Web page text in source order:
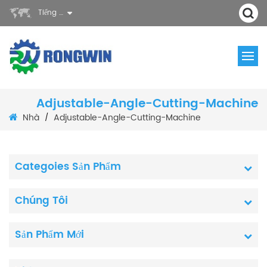
Tiếng Việt
Adjustable-Angle-Cutting-Machine
Nhà / Adjustable-Angle-Cutting-Machine
Categoies Sản Phẩm
Chúng Tôi
Sản Phẩm Mới